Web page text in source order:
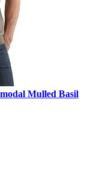
Mulled Basil